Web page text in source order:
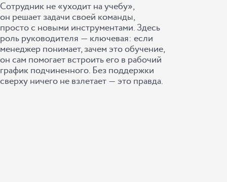
Сотрудник не «уходит на учебу»,
он решает задачи своей команды,
просто с новыми инструментами. Здесь
роль руководителя ― ключевая: если
менеджер понимает, зачем это обучение,
он сам помогает встроить его в рабочий
график подчиненного. Без поддержки
сверху ничего не взлетает ― это правда.